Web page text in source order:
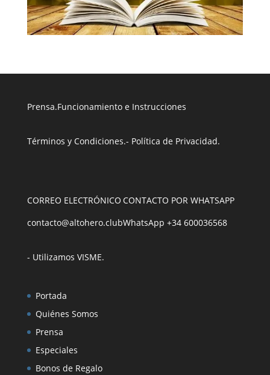
Prensa.Funcionamiento e Instrucciones
Términos y Condiciones.- Política de Privacidad.
CORREO ELECTRÓNICO
contacto@altohero.club
CONTACTO POR WHATSAPP
WhatsApp +34 600036568
- Utilizamos VISME.
Portada
Quiénes Somos
Prensa
Especiales
Bonos de Regalo